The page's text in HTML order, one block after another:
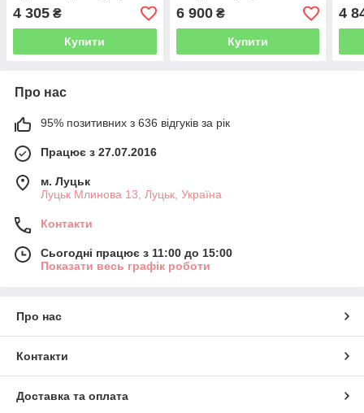
4 305 ₴
Купити
Sense7
6 900₴
Купити
4
Про нас
95% позитивних з 636 відгуків за рік
Працює з 27.07.2016
м. Луцьк
Луцьк Млинова 13, Луцьк, Україна
Контакти
Сьогодні працює з 11:00 до 15:00
Показати весь графік роботи
Про нас
Контакти
Доставка та оплата